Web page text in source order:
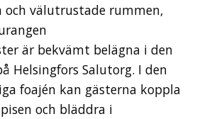
och välutrustade rummen,
är bekvämt belägna i den
Helsingfors Salutorg. I den
foajén kan gästerna koppla
och bläddra i